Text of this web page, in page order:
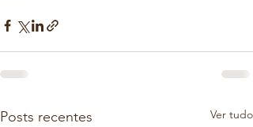
Posts recentes Ver tudo